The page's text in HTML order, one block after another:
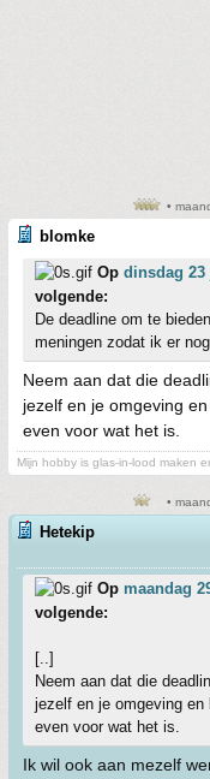
•
blomke
Op dinsdag 23
volgende:
De deadline om te
meningen zodat ik er
Neem aan dat die
jezelf en je omgeving
even voor wat het is.
Mijn hobby is glas-in-lood maken
•
Hetekip
Op maandag
volgende:
[..]
Neem aan dat die
jezelf en je omgeving
even voor wat het is.
Ik wil ook aan mezelf